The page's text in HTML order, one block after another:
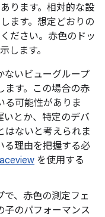
ります。相対的な設
ます。想定どおりの
ださい。赤色のドッ
します。
ないビューグループ
ます。この場合の赤
る可能性がありま
いとか、特定のデバ
はないと考えられま
る理由を把握する必
を使用する
、赤色の測定フェ
子のパフォーマンス